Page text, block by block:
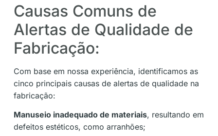
Causas Comuns de
Alertas de Qualidade de
Fabricação:
Com base em nossa experiência, identificamos as
cinco principais causas de alertas de qualidade na
fabricação:
Manuseio inadequado de materiais, resultando em
defeitos estéticos, como arranhões;